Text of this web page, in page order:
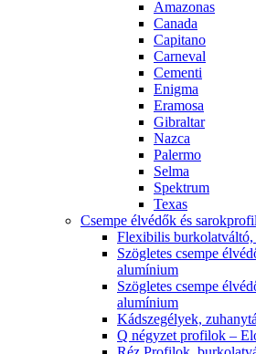
Amazonas
Canada
Capitano
Carneval
Cementi
Enigma
Eramosa
Gibraltar
Nazca
Palermo
Selma
Spektrum
Texas
Csempe élvédők és
Flexibilis
Szögletes csempe
alumínium
Szögletes csempe
alumínium
Kádszegélyek,
Q négyzet profilok –